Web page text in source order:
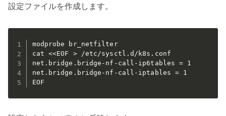
設定ファイルを作成します。
modprobe br_netfilter
cat <<EOF > /etc/sysctl.d/k8s.conf
net.bridge.bridge-nf-call-ip6tables = 1
net.bridge.bridge-nf-call-iptables = 1
EOF